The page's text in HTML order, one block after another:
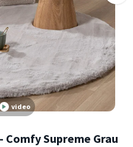
video
Comfy Supreme Grau